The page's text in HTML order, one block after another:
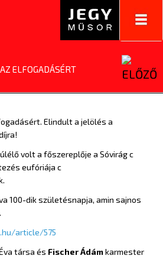
ELFOGADÁSÉRT
Elindult a jelölés a
volt a főszereplője a Sóvirág c
eufóriája c
100-dik születésnapja, amin sajnos
article/575
társa és Fischer Ádámkarmester